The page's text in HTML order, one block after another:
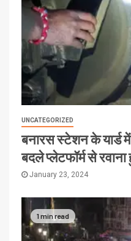
UNCATEGORIZED
बनारस स्टेशन के यार्ड
बदले प्लेटफॉर्म से
January 23, 2024
1 min read